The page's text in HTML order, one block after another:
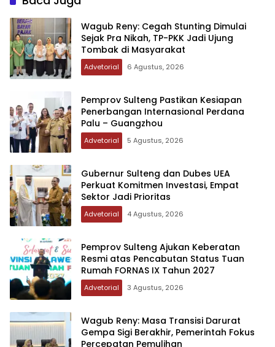
Wagub Reny: Cegah Stunting Dimulai
Sejak Pra Nikah, TP-PKK Jadi Ujung
Tombak di Masyarakat
Advetorial 6 Agustus, 2026
Pemprov Sulteng Pastikan Kesiapan
Penerbangan Internasional Perdana
Palu – Guangzhou
Advetorial 5 Agustus, 2026
Gubernur Sulteng dan Dubes UEA
Perkuat Komitmen Investasi, Empat
Sektor Jadi Prioritas
Advetorial 4 Agustus, 2026
Pemprov Sulteng Ajukan Keberatan
Resmi atas Pencabutan Status Tuan
Rumah FORNAS IX Tahun 2027
Advetorial 3 Agustus, 2026
Wagub Reny: Masa Transisi Darurat
Gempa Sigi Berakhir, Pemerintah Fokus
Percepatan Pemulihan